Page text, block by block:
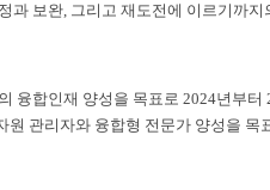
과 보완, 그리고 재도전에 이르기까
융합인재 양성을 목표로 2024년부
관리자와 융합형 전문가 양성을 목